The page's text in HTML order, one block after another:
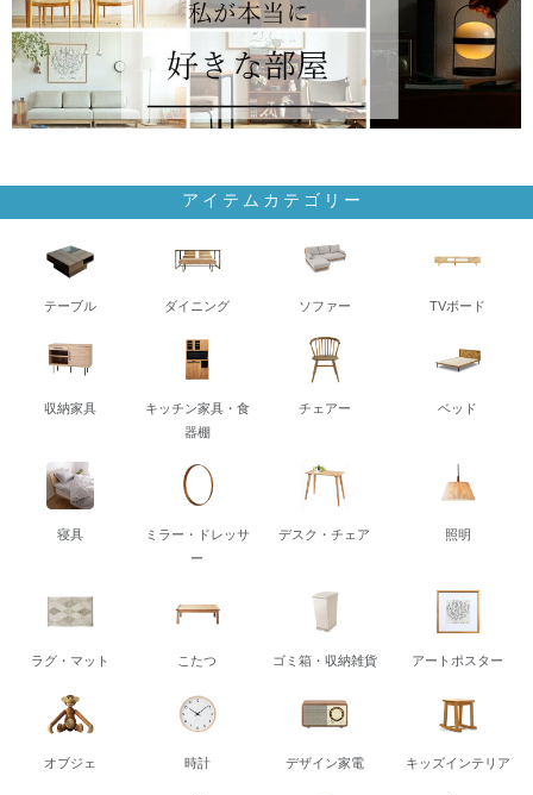
アイテムカテゴリー
テーブル ダイニング ソファー TVボード
収納家具
キッチン家具・食
器棚
チェアー ベッド
寝具
ミラー・ドレッサ
ー
デスク・チェア 照明
ラグ・マット こたつ ゴミ箱・収納雑貨 アートポスター
オブジェ 時計 デザイン家電 キッズインテリア